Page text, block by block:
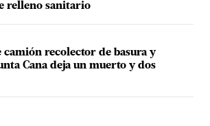
relleno sanitario
camión recolector de basura y
Cana deja un muerto y dos